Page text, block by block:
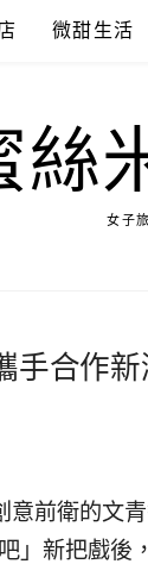
微甜生活
絲
女子
合作新
前衛的文
吧」新把戲後